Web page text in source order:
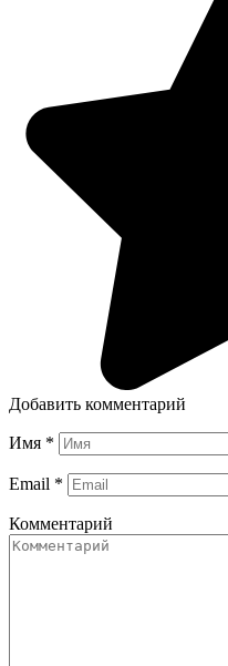
Добавить комментарий
Имя *
Email *
Комментарий